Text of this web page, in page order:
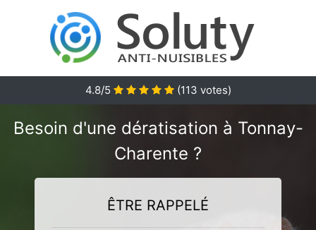
4.8/5 (113 votes)
Besoin d'une dératisation à Tonnay-
Charente ?
ÊTRE RAPPELÉ